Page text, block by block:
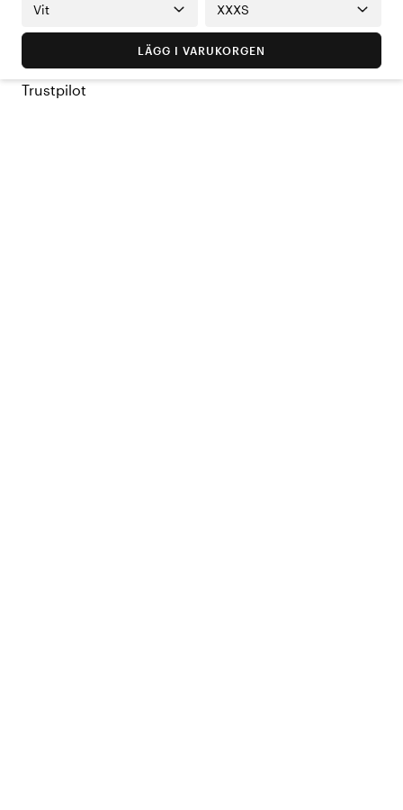
Vit XXXS
LÄGG I VARUKORGEN
Trustpilot